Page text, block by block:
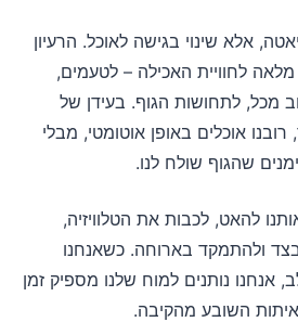
אלא שינוי בגישה לאוכל. הרעיון
לחוויית האכילה – לטעמים,
מכל, לתחושות הגוף. בעידן של
אוכלים באופן אוטומטי, מבלי
שהגוף שולח לנו.
להאט, לכבות את הטלוויזיה,
ולהתמקד בארוחה. כשאנחנו
אנחנו נותנים למוח שלנו מספיק זמן